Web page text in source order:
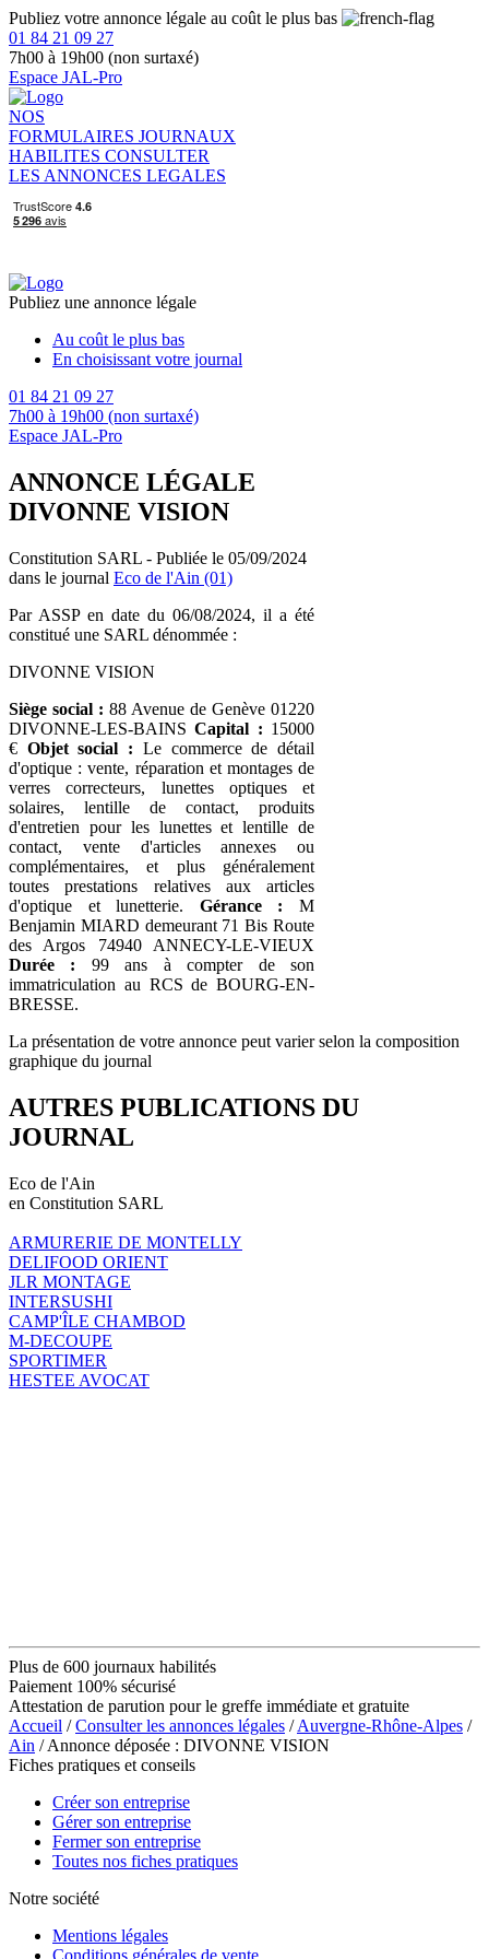
Publiez votre annonce légale au coût le plus bas
01 84 21 09 27
7h00 à 19h00 (non surtaxé)
Espace JAL-Pro
NOS
FORMULAIRES JOURNAUX
HABILITES CONSULTER
LES ANNONCES LEGALES
Publiez une annonce légale
Au coût le plus bas
En choisissant votre journal
01 84 21 09 27
7h00 à 19h00 (non surtaxé)
Espace JAL-Pro
ANNONCE LÉGALE
DIVONNE VISION
Constitution SARL - Publiée le 05/09/2024
dans le journal Eco de l'Ain (01)
Par ASSP en date du 06/08/2024, il a été
constitué une SARL dénommée :
DIVONNE VISION
Siège social : 88 Avenue de Genève 01220
DIVONNE-LES-BAINSCapital : 15000
€ Objet social : Le commerce de détail
d'optique : vente, réparation et montages de
verres correcteurs, lunettes optiques et
solaires, lentille de contact, produits
d'entretien pour les lunettes et lentille de
contact, vente d'articles annexes ou
complémentaires, et plus généralement
toutes prestations relatives aux articles
d'optique et lunetterie. Gérance : M
Benjamin MIARD demeurant 71 Bis Route
des Argos 74940 ANNECY-LE-VIEUX
Durée : 99 ans à compter de son
immatriculation au RCS de BOURG-EN-
BRESSE.
La présentation de votre annonce peut varier selon la composition
graphique du journal
AUTRES PUBLICATIONS DU
JOURNAL
Eco de l'Ain
en Constitution SARL
ARMURERIE DE MONTELLY
DELIFOOD ORIENT
JLR MONTAGE
INTERSUSHI
CAMP'ÎLE CHAMBOD
M-DECOUPE
SPORTIMER
HESTEE AVOCAT
Plus de 600 journaux habilités
Paiement 100% sécurisé
Attestation de parution pour le greffe immédiate et gratuite
Accueil /Consulter les annonces légales /Auvergne-Rhône-Alpes /
Ain / Annonce déposée : DIVONNE VISION
Fiches pratiques et conseils
Créer son entreprise
Gérer son entreprise
Fermer son entreprise
Toutes nos fiches pratiques
Notre société
Mentions légales
Conditions générales de vente